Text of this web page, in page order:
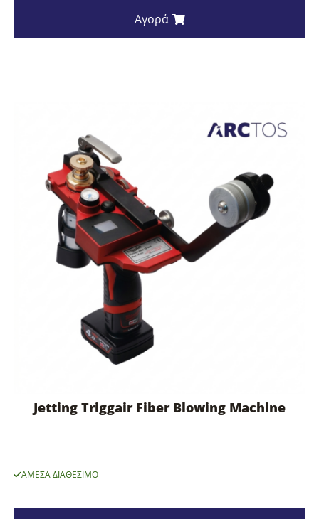
Αγορά
Jetting Triggair Fiber Blowing Machine
ΆΜΕΣΑ ΔΙΑΘΈΣΙΜΟ